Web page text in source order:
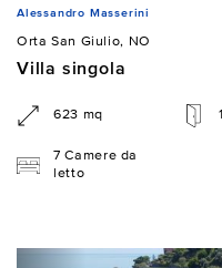
Alessandro Masserini
Orta San Giulio, NO
Villa singola
623 mq
7 Camere da
letto